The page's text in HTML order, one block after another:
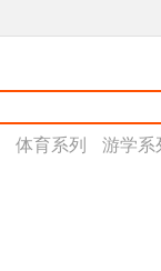
体育系列 游学系